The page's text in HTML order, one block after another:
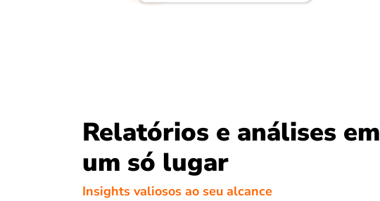
Relatórios e análises em
um só lugar
Insights valiosos ao seu alcance